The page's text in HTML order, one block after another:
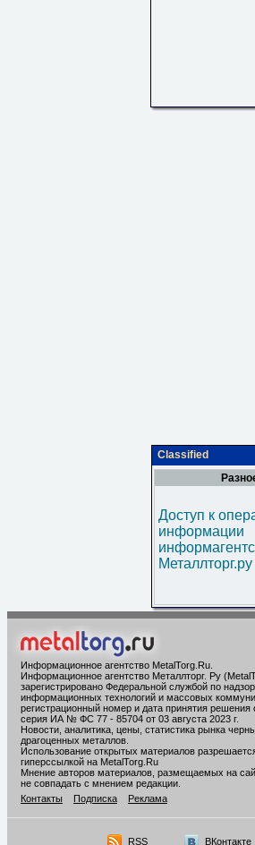
Classified
Доступ к
информации
Металлторг.ру
Информационное агентство MetalTorg.Ru
Информационное агентство Металлторг. Ру
зарегистрировано Федеральной службой по
информационных технологий и массовых
регистрационный номер и дата принятия решения
серия ИА № ФС 77 - 85704 от 03 августа 2023 г.
Новости, аналитика, цены, статистика рынка
драгоценных металлов.
Использование открытых материалов
гиперссылкой на MetalTorg.Ru
Мнение авторов материалов, размещаемых на
не совпадать с мнением редакции.
Контакты
Подписка Реклама
RSS ВКонтакте